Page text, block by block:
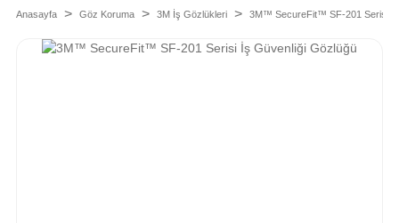
Anasayfa Göz Koruma 3M İş Gözlükleri 3M™ SecureFit™ SF-201 Serisi İş